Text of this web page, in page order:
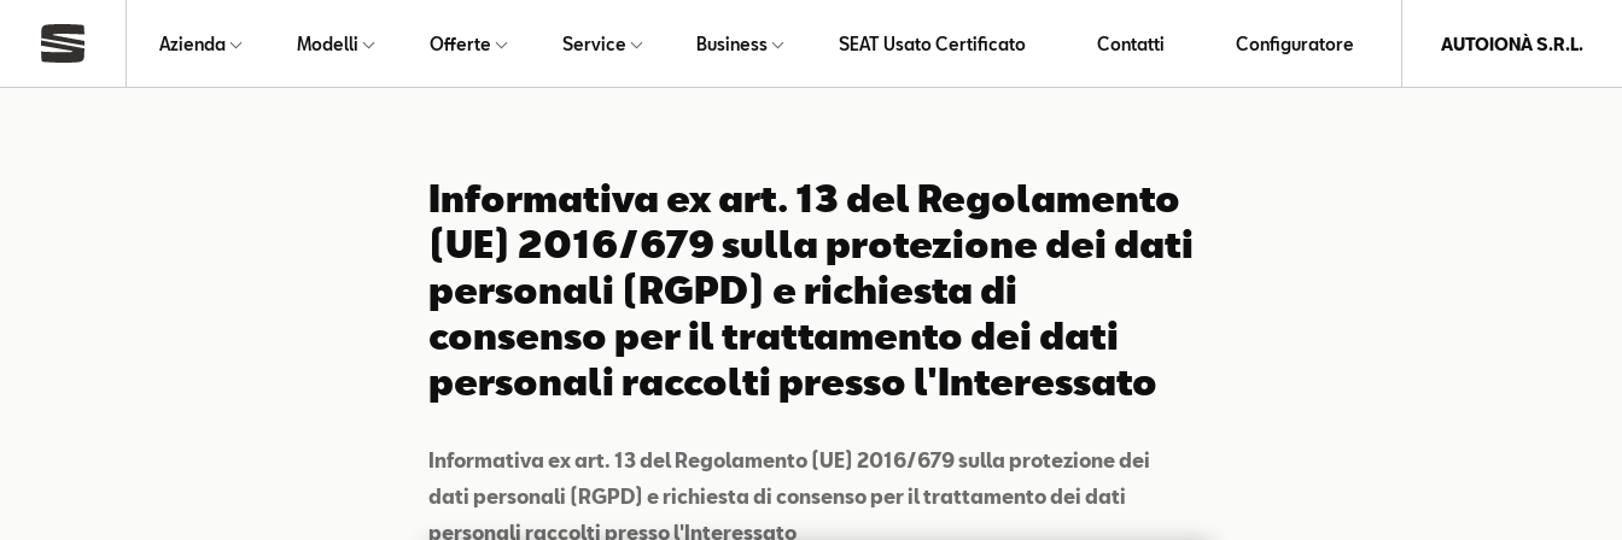
Azienda Modelli Offerte Service Business SEAT Usato Certificato Contatti Configuratore AUTOIONÀ S.R.L.
Informativa ex art. 13 del Regolamento
(UE) 2016/679 sulla protezione dei dati
personali (RGPD) e richiesta di
consenso per il trattamento dei dati
personali raccolti presso l'Interessato
Informativa ex art. 13 del Regolamento (UE) 2016/679 sulla protezione dei
dati personali (RGPD) e richiesta di consenso per il trattamento dei dati
personali raccolti presso l'Interessato